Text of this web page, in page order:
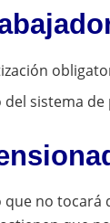
sistema de
no